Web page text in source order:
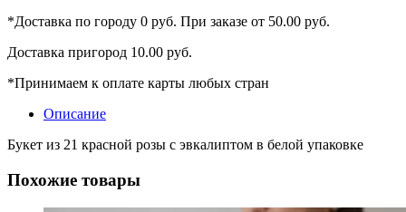
"Люблю"
*Доставка по городу 0 руб. При заказе от 50.00 руб.
Доставка пригород 10.00 руб.
*Принимаем к оплате карты любых стран
Описание
Букет из 21 красной розы с эвкалиптом в белой упаковке
Похожие товары